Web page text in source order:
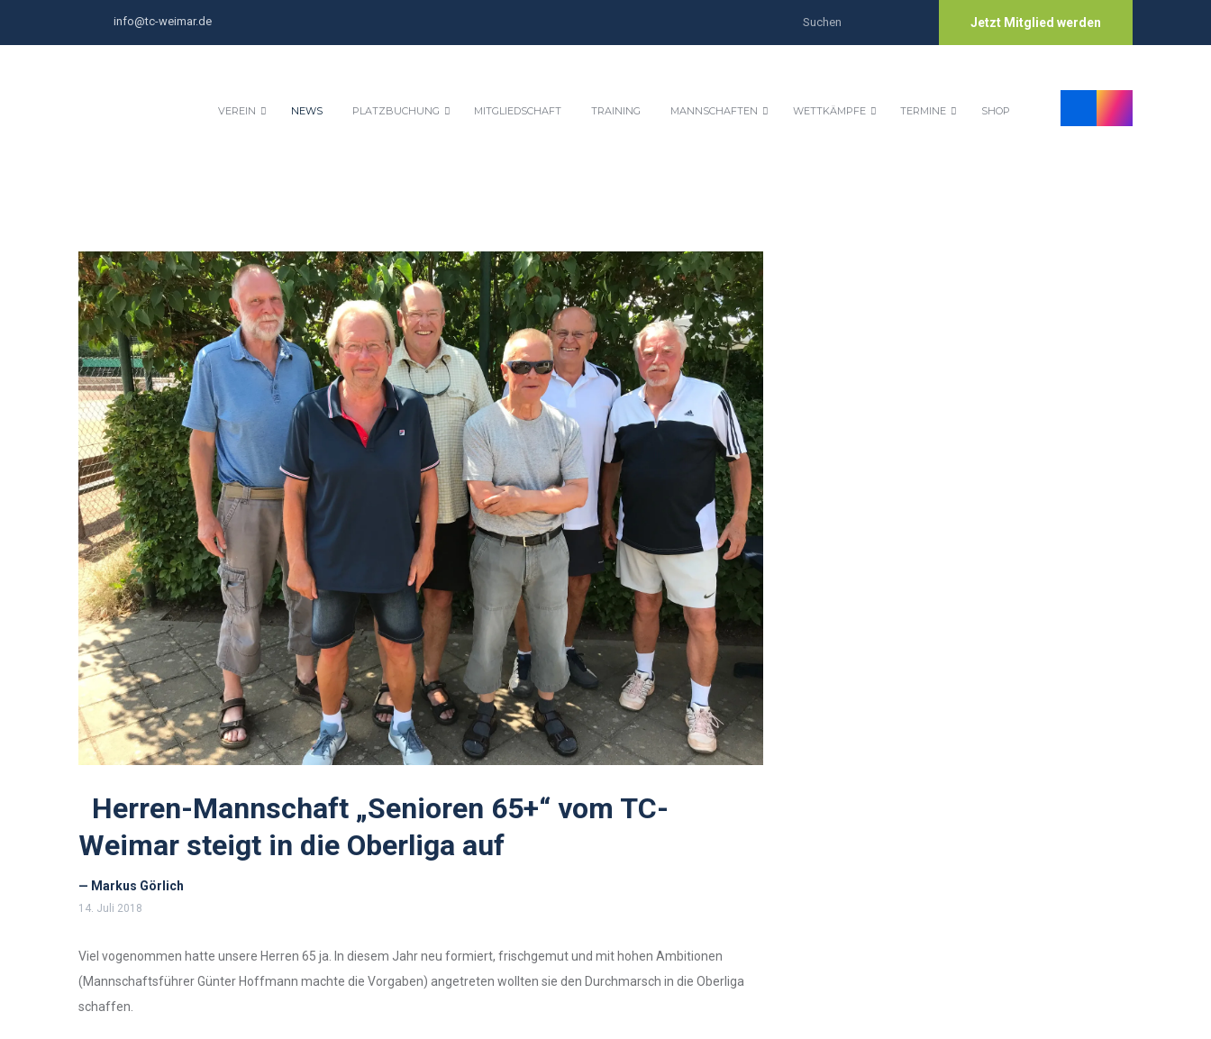
info@tc-weimar.de Jetzt Mitglied werden
VEREIN NEWS PLATZBUCHUNG MITGLIEDSCHAFT TRAINING MANNSCHAFTEN WETTKÄMPFE TERMINE SHOP
Herren-Mannschaft „Senioren 65+“ vom TC-
Weimar steigt in die Oberliga auf
— Markus Görlich
14. Juli 2018
Viel vogenommen hatte unsere Herren 65 ja. In diesem Jahr neu formiert, frischgemut und mit hohen Ambitionen
(Mannschaftsführer Günter Hoffmann machte die Vorgaben) angetreten wollten sie den Durchmarsch in die Oberliga
schaffen.